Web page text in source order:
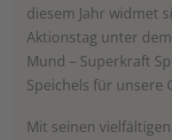
diesem Jahr widmet
Aktionstag unter
Mund – Superkraft
Speichels für unsere
Mit seinen